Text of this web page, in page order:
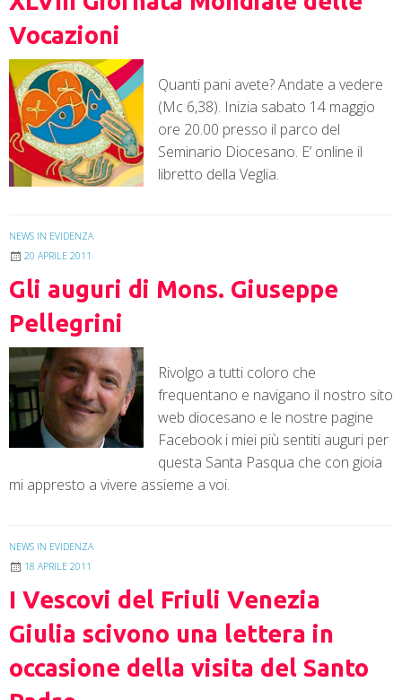
Vocazioni
Quanti pani avete? Andate a vedere
(Mc 6,38). Inizia sabato 14 maggio
ore 20.00 presso il parco del
Seminario Diocesano. E’ online il
libretto della Veglia.
NEWS IN EVIDENZA
20 APRILE 2011
Gli auguri di Mons. Giuseppe
Pellegrini
Rivolgo a tutti coloro che
frequentano e navigano il nostro sito
web diocesano e le nostre pagine
Facebook i miei più sentiti auguri per
questa Santa Pasqua che con gioia
mi appresto a vivere assieme a voi.
NEWS IN EVIDENZA
18 APRILE 2011
I Vescovi del Friuli Venezia
Giulia scivono una lettera in
occasione della visita del Santo